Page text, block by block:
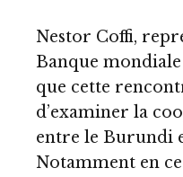
Nestor Coffi,
Banque
que cette
d’examiner la
entre le Burundi
Notamment en